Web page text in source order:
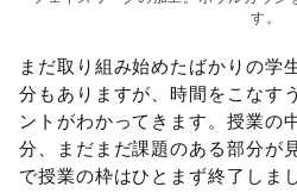
す。
まだ取り組み始めたばかりの学
分もありますが、時間をこなす
ントがわかってきます。授業の
分、まだまだ課題のある部分が
で授業の枠はひとまず終了しま